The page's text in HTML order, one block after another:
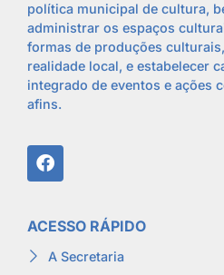
política municipal de cultura,
administrar os espaços
formas de produções
realidade local, e estabelecer
integrado de eventos e ações
afins.
ACESSO RÁPIDO
A Secretaria